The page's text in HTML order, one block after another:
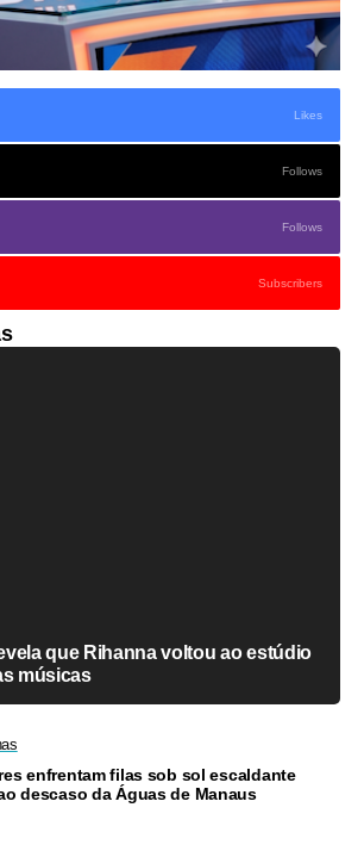
Likes
Follows
Follows
Subscribers
que Rihanna voltou ao estúdio
músicas
enfrentam filas sob sol escaldante
descaso da Águas de Manaus